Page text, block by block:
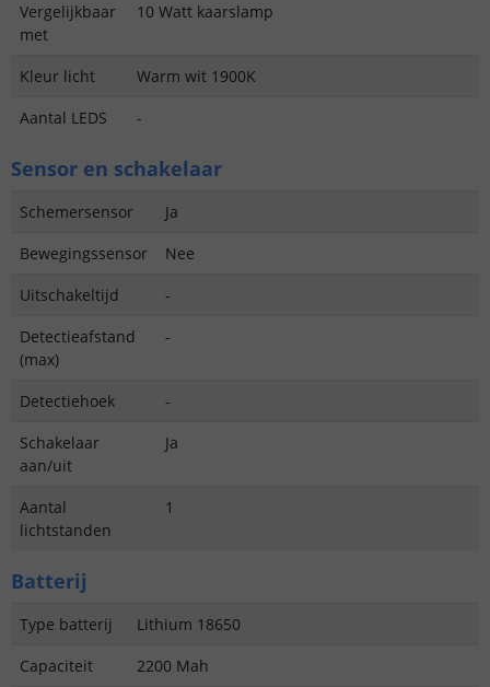
Vergelijkbaar
met
10 Watt kaarslamp
Kleur licht
Warm wit 1900K
Aantal LEDS
-
Sensor en schakelaar
Schemersensor
Ja
Bewegingssensor
Nee
Uitschakeltijd
-
Detectieafstand
(max)
-
Detectiehoek
-
Schakelaar
aan/uit
Ja
Aantal
lichtstanden
1
Batterij
Type batterij
Lithium 18650
Capaciteit
2200 Mah